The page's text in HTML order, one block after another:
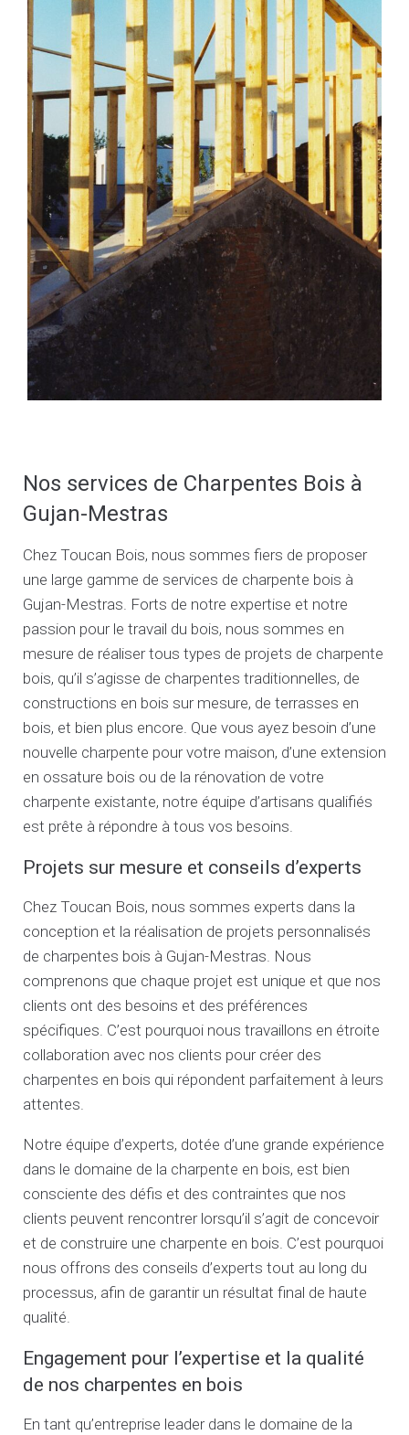
Nos services de Charpentes Bois à
Gujan-Mestras
Chez Toucan Bois, nous sommes fiers de proposer
une large gamme de services de charpente bois à
Gujan-Mestras. Forts de notre expertise et notre
passion pour le travail du bois, nous sommes en
mesure de réaliser tous types de projets de charpente
bois, qu’il s’agisse de charpentes traditionnelles, de
constructions en bois sur mesure, de terrasses en
bois, et bien plus encore. Que vous ayez besoin d’une
nouvelle charpente pour votre maison, d’une extension
en ossature bois ou de la rénovation de votre
charpente existante, notre équipe d’artisans qualifiés
est prête à répondre à tous vos besoins.
Projets sur mesure et conseils d’experts
Chez Toucan Bois, nous sommes experts dans la
conception et la réalisation de projets personnalisés
de charpentes bois à Gujan-Mestras. Nous
comprenons que chaque projet est unique et que nos
clients ont des besoins et des préférences
spécifiques. C’est pourquoi nous travaillons en étroite
collaboration avec nos clients pour créer des
charpentes en bois qui répondent parfaitement à leurs
attentes.
Notre équipe d’experts, dotée d’une grande expérience
dans le domaine de la charpente en bois, est bien
consciente des défis et des contraintes que nos
clients peuvent rencontrer lorsqu’il s’agit de concevoir
et de construire une charpente en bois. C’est pourquoi
nous offrons des conseils d’experts tout au long du
processus, afin de garantir un résultat final de haute
qualité.
Engagement pour l’expertise et la qualité
de nos charpentes en bois
En tant qu’entreprise leader dans le domaine de la